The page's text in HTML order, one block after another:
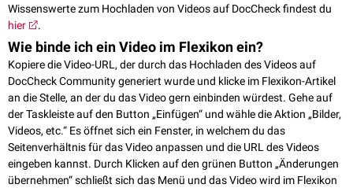
Wissenswerte zum Hochladen von Videos auf DocCheck findest du
hier
.
Wie binde ich ein Video im Flexikon ein?
Kopiere die Video-URL, der durch das Hochladen des Videos auf
DocCheck Community generiert wurde und klicke im Flexikon-Artikel
an die Stelle, an der du das Video gern einbinden würdest. Gehe auf
der Taskleiste auf den Button „Einfügen“ und wähle die Aktion „Bilder,
Videos, etc.“ Es öffnet sich ein Fenster, in welchem du das
Seitenverhältnis für das Video anpassen und die URL des Videos
eingeben kannst. Durch Klicken auf den grünen Button „Änderungen
übernehmen“ schließt sich das Menü und das Video wird im Flexikon